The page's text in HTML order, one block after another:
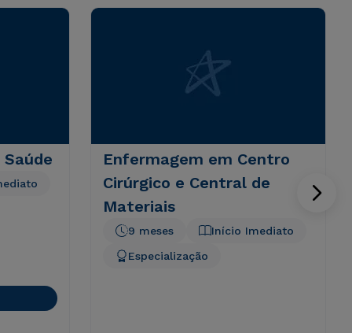
Enfermagem em Centro
Cirúrgico e Central de
Materiais
Início Imediato
9 meses
Especialização